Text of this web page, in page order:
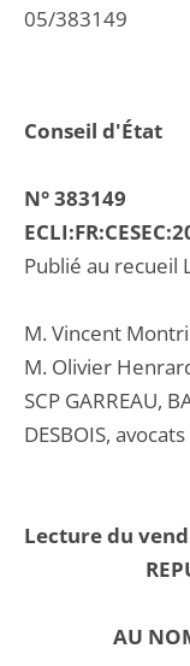
Conseil d'État
N° 383149
Publié au recueil
M. Vincent
M. Olivier
SCP GARREAU,
DESBOIS, avocats
Lecture du
AU
05/383149